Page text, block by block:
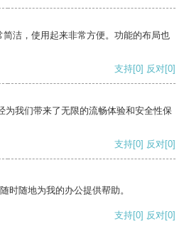
洁，使用起来非常方便。功能的布局也
支持[0] 反对[0]
为我们带来了无限的流畅体验和安全性保
支持[0] 反对[0]
时随地为我的办公提供帮助。
支持[0] 反对[0]